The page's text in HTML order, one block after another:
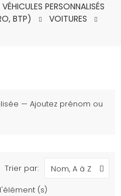
PERSONNALISÉS
BTP)
VOITURES
— Ajoutez prénom ou
Trier par:
Nom, A à Z
(s)